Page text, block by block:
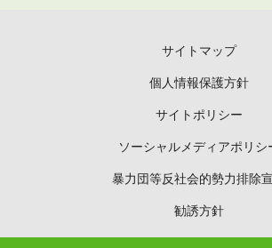
サイトマップ
個人情報保護方針
サイトポリシー
ソーシャルメディアポリシ
暴力団等反社会的勢力排除
勧誘方針